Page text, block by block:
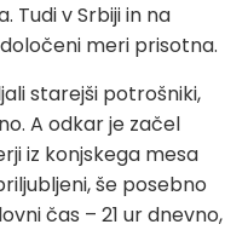
Tudi v Srbiji in na
meri prisotna.
starejši potrošniki,
A odkar je začel
iz konjskega mesa
še posebno
čas – 21 ur dnevno,